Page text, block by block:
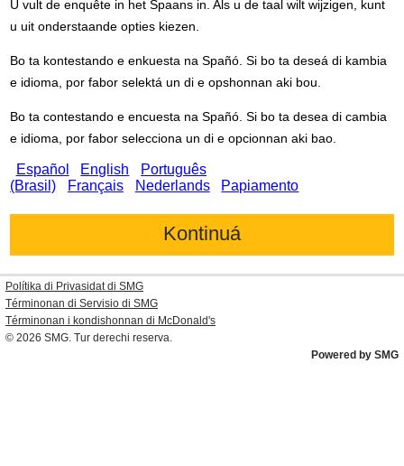
U vult de enquête in het Spaans in. Als u de taal wilt wijzigen, kunt
u uit onderstaande opties kiezen.
Bo ta kontestando e enkuesta na Spañó. Si bo ta deseá di kambia
e idioma, por fabor selektá un di e opshonnan aki bou.
Bo ta contestando e encuesta na Spañó. Si bo ta desea di cambia
e idioma, por fabor selecciona un di e opcionnan aki bao.
Español English
Português
(Brasil)
Français Nederlands Papiamento
Polítika di Privasidat di SMG
Términonan di Servisio di SMG
Términonan i kondishonnan di McDonald's
© 2026 SMG . Tur derechi reserva.
Powered by SMG